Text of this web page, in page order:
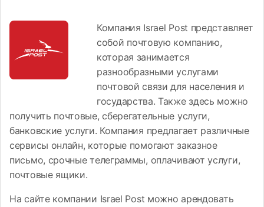
Компания Israel Post представляет
собой почтовую компанию,
которая занимается
разнообразными услугами
почтовой связи для населения и
государства. Также здесь можно
получить почтовые, сберегательные услуги,
банковские услуги. Компания предлагает различные
сервисы онлайн, которые помогают заказное
письмо, срочные телеграммы, оплачивают услуги,
почтовые ящики.
На сайте компании Israel Post можно арендовать